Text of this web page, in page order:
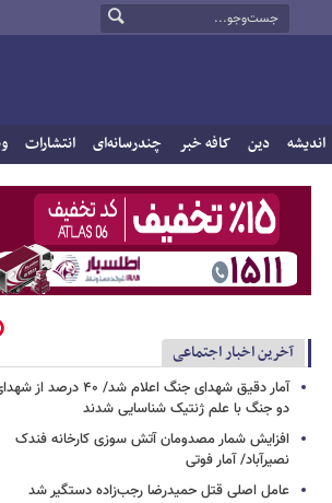
اندیشه دین کافه خبر چندرسانه‌ای انتشارات
آخرین اخبار اجتماعی
آمار دقیق شهدای جنگ اعلام شد/ ۴۰ درصد از
دو جنگ با علم ژنتیک شناسایی شدند
افزایش شمار مصدومان آتش سوزی کارخانه فندک
نصیرآباد/ آمار فوتی
عامل اصلی قتل حمیدرضا رجب‌زاده دستگیر شد